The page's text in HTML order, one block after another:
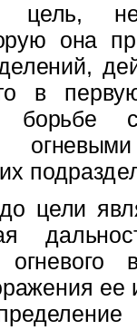
цель,
рую она
в
с
цели
огневого
ее